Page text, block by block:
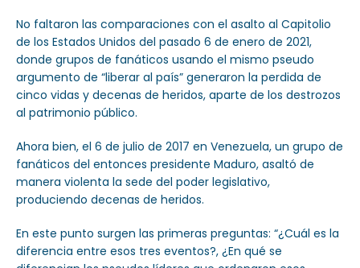
No faltaron las comparaciones con el asalto al Capitolio
de los Estados Unidos del pasado 6 de enero de 2021,
donde grupos de fanáticos usando el mismo pseudo
argumento de “liberar al país” generaron la perdida de
cinco vidas y decenas de heridos, aparte de los destrozos
al patrimonio público.
Ahora bien, el 6 de julio de 2017 en Venezuela, un grupo de
fanáticos del entonces presidente Maduro, asaltó de
manera violenta la sede del poder legislativo,
produciendo decenas de heridos.
En este punto surgen las primeras preguntas: “¿Cuál es la
diferencia entre esos tres eventos?, ¿En qué se